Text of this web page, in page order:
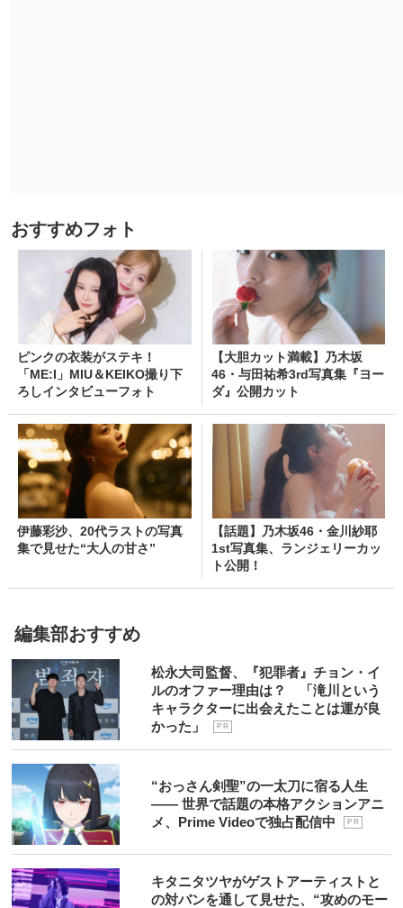
おすすめフォト
ピンクの衣装がステキ！
「ME:I」MIU＆KEIKO撮り下
ろしインタビューフォト
【大胆カット満載】乃木坂
46・与田祐希3rd写真集『ヨー
ダ』公開カット
伊藤彩沙、20代ラストの写真
集で見せた“大人の甘さ”
【話題】乃木坂46・金川紗耶
1st写真集、ランジェリーカッ
ト公開！
編集部おすすめ
松永大司監督、『犯罪者』チョン・イ
ルのオファー理由は？ 「滝川という
キャラクターに出会えたことは運が良
かった」
P R
“おっさん剣聖”の一太刀に宿る人生
―― 世界で話題の本格アクションアニ
メ、Prime Videoで独占配信中
P R
キタニタツヤがゲストアーティストと
の対バンを通して見せた、“攻めのモー